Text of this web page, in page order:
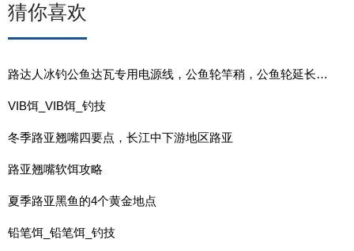
猜你喜欢
路达人冰钓公鱼达瓦专用电源线，公鱼轮竿稍，公鱼轮延长节，角度转换器产品介绍
VIB饵_VIB饵_钓技
冬季路亚翘嘴四要点，长江中下游地区路亚
路亚翘嘴软饵攻略
夏季路亚黑鱼的4个黄金地点
铅笔饵_铅笔饵_钓技